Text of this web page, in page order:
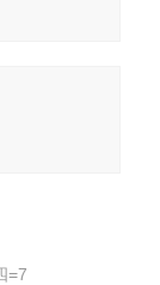
=7